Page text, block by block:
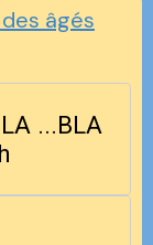
âgés
...BLA